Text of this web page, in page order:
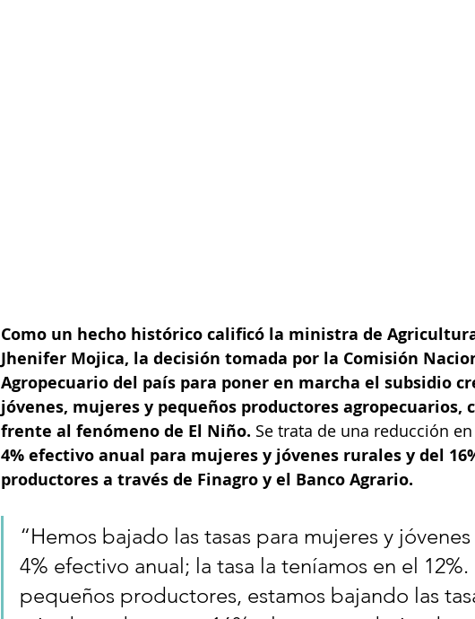
Como un hecho histórico calificó la ministra de
Jhenifer Mojica, la decisión tomada por la Comisión
Agropecuario del país para poner en marcha el subsidio
jóvenes, mujeres y pequeños productores agropecuarios,
frente al fenómeno de El Niño. Se trata de una reducción
4% efectivo anual para mujeres y jóvenes rurales y del
productores a través de Finagro y el Banco Agrario.
“Hemos bajado las tasas para mujeres y
4% efectivo anual; la tasa la teníamos en el
pequeños productores, estamos bajando las